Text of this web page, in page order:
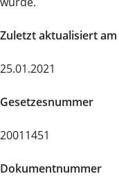
Zuletzt aktualisiert am
25.01.2021
Gesetzesnummer
20011451
Dokumentnummer